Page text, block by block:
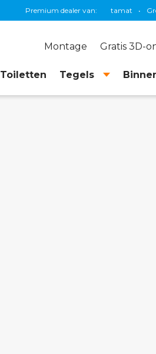
Premium dealer van: Grohe •
Montage Gratis 3D-
Toiletten Tegels